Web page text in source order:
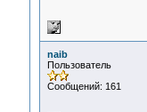
naib
Пользователь
Сообщений: 161